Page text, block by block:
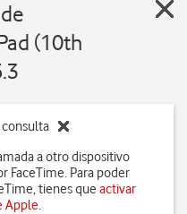
(10th
a otro dispositivo
FaceTime. Para poder
tienes queactivar
Apple.